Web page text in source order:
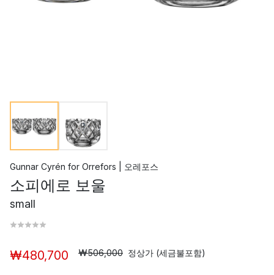
Gunnar Cyrén for Orrefors | 오레포스
소피에로 보울
small
₩480,700 ₩506,000 정상가 (세금불포함)